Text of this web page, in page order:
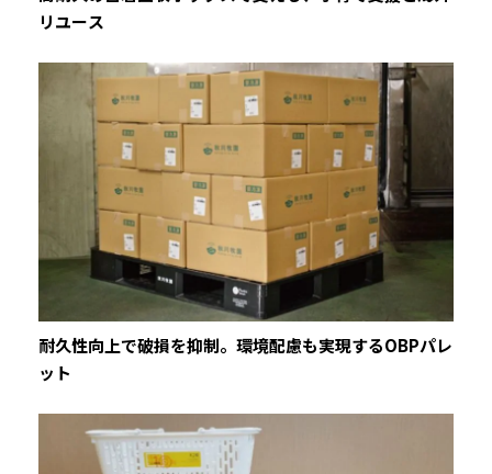
リユース
耐久性向上で破損を抑制。環境配慮も実現するOBPパレ
ット